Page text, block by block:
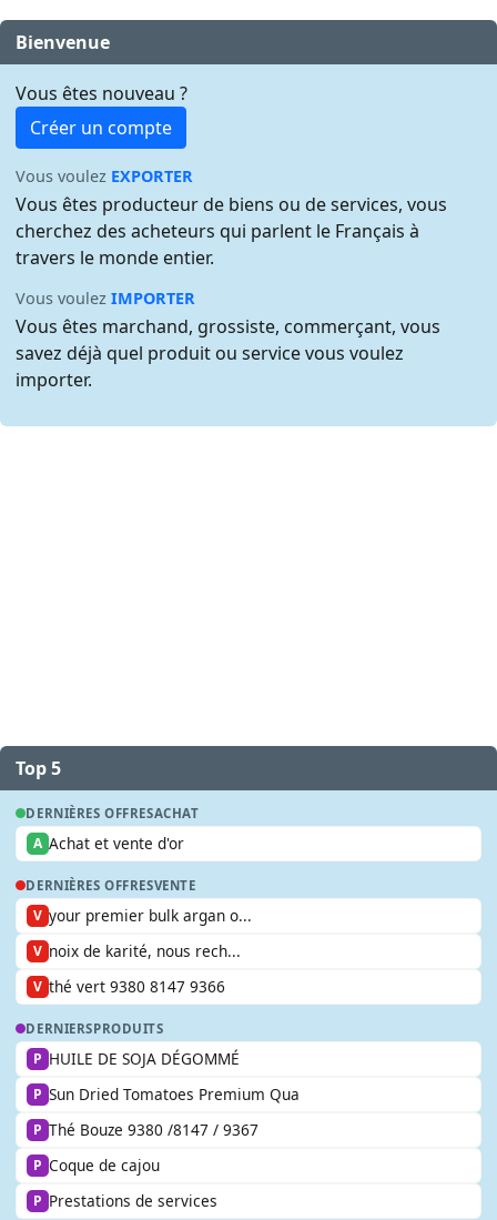
Bienvenue
Vous êtes nouveau ?
Créer un compte
Vous voulez EXPORTER
Vous êtes producteur de biens ou de services, vous
cherchez des acheteurs qui parlent le Français à
travers le monde entier.
Vous voulezIMPORTER
Vous êtes marchand, grossiste, commerçant, vous
savez déjà quel produit ou service vous voulez
importer.
Top 5
DERNIÈRES OFFRESACHAT
A Achat et vente d'or
DERNIÈRES OFFRESVENTE
V your premier bulk argan o...
V noix de karité, nous rech...
V thé vert 9380 8147 9366
DERNIERSPRODUITS
P HUILE DE SOJA DÉGOMMÉ
P Sun Dried Tomatoes Premium Qua
P Thé Bouze 9380 /8147 / 9367
P Coque de cajou
P Prestations de services